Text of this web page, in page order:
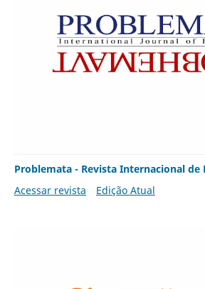
Problemata - Revista Internacional de
Acessar revista
Edição Atual